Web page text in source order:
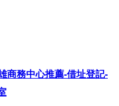
商務中心推薦-借址登記-